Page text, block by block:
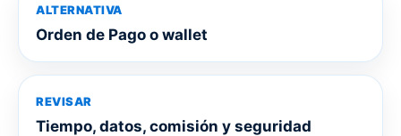
ALTERNATIVA
Orden de Pago o wallet
REVISAR
Tiempo, datos, comisión y seguridad